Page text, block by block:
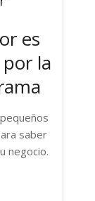
es
la
saber
negocio.